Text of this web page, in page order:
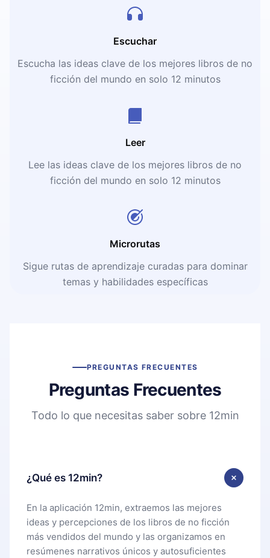
Escuchar
Escucha las ideas clave de los mejores libros de no
ficción del mundo en solo 12 minutos
Leer
Lee las ideas clave de los mejores libros de no
ficción del mundo en solo 12 minutos
Microrutas
Sigue rutas de aprendizaje curadas para dominar
temas y habilidades específicas
PREGUNTAS FRECUENTES
Preguntas Frecuentes
Todo lo que necesitas saber sobre 12min
¿Qué es 12min?
En la aplicación 12min, extraemos las mejores
ideas y percepciones de los libros de no ficción
más vendidos del mundo y las organizamos en
resúmenes narrativos únicos y autosuficientes